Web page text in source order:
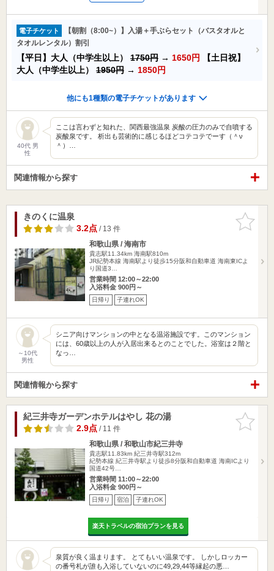
電子チケット
【朝割（8:00~）】入湯＋手ぶらセット（バスタオルと
タオルレンタル）割引
【平日】大人（中学生以上） 1750円 → 1650円
【土日祝】
大人（中学生以上） 1950円 → 1850円
他にも1種類の電子チケットがあります
40代 男
性
ここは言わずと知れた、関西最強温泉 炭酸の圧力のみで自噴する
炭酸泉です。 析出も芸術的に感じるほどコテコテでーす（＾ν
＾）…
関連情報から探す
お気に入
りに追加
きのくに温泉
3.2点/ 13 件
和歌山県 / 海南市
貴志駅11.34km 海南駅810m
JR紀勢本線 海南駅より徒歩15分阪和自動車道 海南東ICよ
り国道3…
営業時間 12:00～22:00
入浴料金 900円～
日帰り 子連れOK
～10代
男性
シニア向けマンションの中となる温浴施設です。このマンション
には、60歳以上の人が入居出来るとのことでした。浴室は２階と
なっ…
関連情報から探す
お気に入
りに追加
紀三井寺ガーデンホテルはやし 花の湯
2.9点/ 11 件
和歌山県 / 和歌山市紀三井寺
貴志駅11.83km 紀三井寺駅312m
紀勢本線 紀三井寺駅より徒歩8分阪和自動車道 海南ICより
国道42号…
営業時間 11:00～22:00
入浴料金 900円～
日帰り 宿泊 子連れOK
楽天トラベルの宿泊プランを見る
泉質が良く温まります。 とてもいい温泉です。 しかしロッカー
の番号札が誰も入浴していないのに49,29,44等縁起の悪…